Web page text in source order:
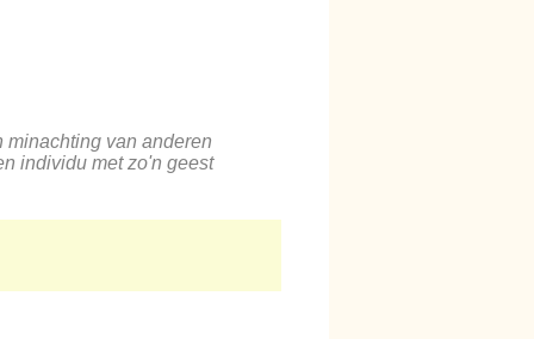
minachting van anderen
individu met zo'n geest